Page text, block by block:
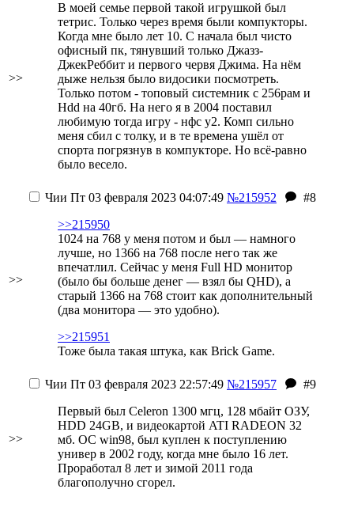
>>
В моей семье первой такой игрушкой был
тетрис. Только через время были компукторы.
Когда мне было лет 10. С начала был чисто
офисный пк, тянувший только Джазз-
ДжекРеббит и первого червя Джима. На нём
дыже нельзя было видосики посмотреть.
Только потом - топовый системник с 256рам и
Hdd на 40гб. На него я в 2004 поставил
любимую тогда игру - нфс у2. Комп сильно
меня сбил с толку, и в те времена ушёл от
спорта погрязнув в компукторе. Но всё-равно
было весело.
>>
Чии Пт 03 февраля 2023 04:07:49 №215952
#8
>>215950
1024 на 768 у меня потом и был — намного
лучше, но 1366 на 768 после него так же
впечатлил. Сейчас у меня Full HD монитор
(было бы больше денег — взял бы QHD), а
старый 1366 на 768 стоит как дополнительный
(два монитора — это удобно).
>>215951
Тоже была такая штука, как Brick Game.
>>
Чии Пт 03 февраля 2023 22:57:49 №215957
#9
Первый был Сeleron 1300 мгц, 128 мбайт ОЗУ,
HDD 24GB, и видеокартой ATI RADEON 32
мб. ОС win98, был куплен к поступлению
универ в 2002 году, когда мне было 16 лет.
Проработал 8 лет и зимой 2011 года
благополучно сгорел.